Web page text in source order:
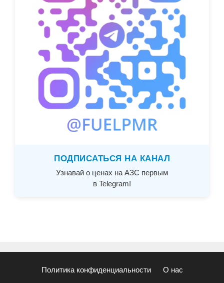
ПОДПИСАТЬСЯ НА КАНАЛ
Узнавай о ценах на АЗС первым
в Telegram!
Политика конфиденциальности О нас